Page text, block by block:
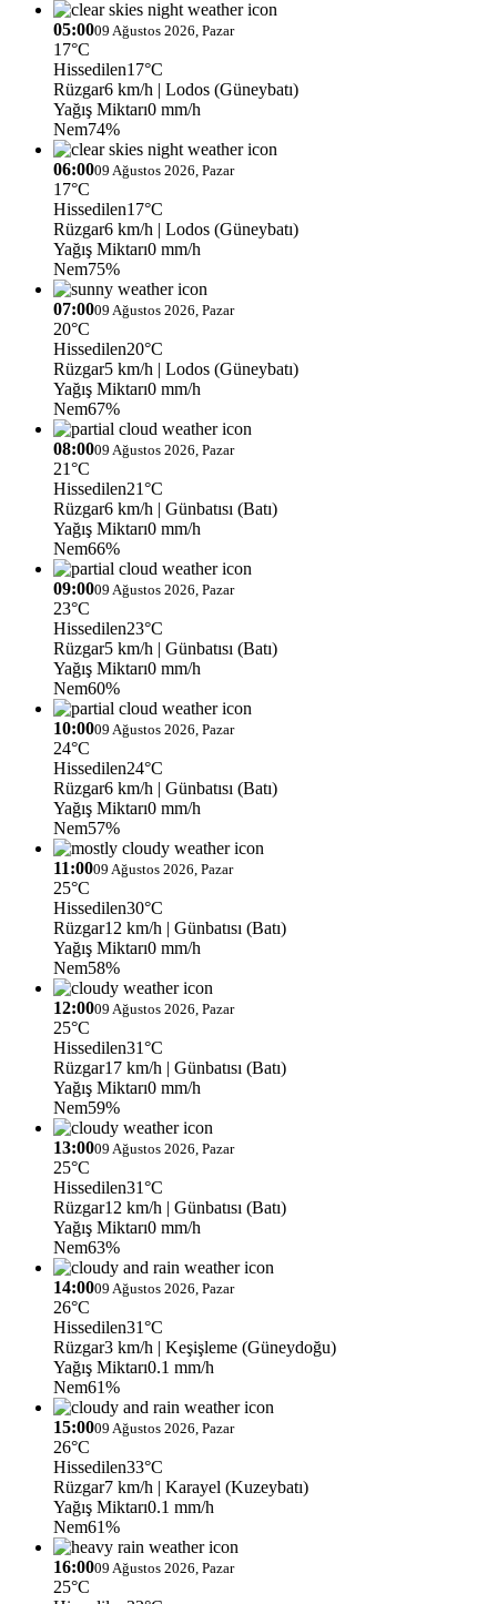
05:0009 Ağustos 2026, Pazar
17°C
Hissedilen17°C
Rüzgar6 km/h | Lodos (Güneybatı)
Yağış Miktarı0 mm/h
Nem74%
06:0009 Ağustos 2026, Pazar
17°C
Hissedilen17°C
Rüzgar6 km/h | Lodos (Güneybatı)
Yağış Miktarı0 mm/h
Nem75%
07:0009 Ağustos 2026, Pazar
20°C
Hissedilen20°C
Rüzgar5 km/h | Lodos (Güneybatı)
Yağış Miktarı0 mm/h
Nem67%
08:0009 Ağustos 2026, Pazar
21°C
Hissedilen21°C
Rüzgar6 km/h | Günbatısı (Batı)
Yağış Miktarı0 mm/h
Nem66%
09:0009 Ağustos 2026, Pazar
23°C
Hissedilen23°C
Rüzgar5 km/h | Günbatısı (Batı)
Yağış Miktarı0 mm/h
Nem60%
10:0009 Ağustos 2026, Pazar
24°C
Hissedilen24°C
Rüzgar6 km/h | Günbatısı (Batı)
Yağış Miktarı0 mm/h
Nem57%
11:0009 Ağustos 2026, Pazar
25°C
Hissedilen30°C
Rüzgar12 km/h | Günbatısı (Batı)
Yağış Miktarı0 mm/h
Nem58%
12:0009 Ağustos 2026, Pazar
25°C
Hissedilen31°C
Rüzgar17 km/h | Günbatısı (Batı)
Yağış Miktarı0 mm/h
Nem59%
13:0009 Ağustos 2026, Pazar
25°C
Hissedilen31°C
Rüzgar12 km/h | Günbatısı (Batı)
Yağış Miktarı0 mm/h
Nem63%
14:0009 Ağustos 2026, Pazar
26°C
Hissedilen31°C
Rüzgar3 km/h | Keşişleme (Güneydoğu)
Yağış Miktarı0.1 mm/h
Nem61%
15:0009 Ağustos 2026, Pazar
26°C
Hissedilen33°C
Rüzgar7 km/h | Karayel (Kuzeybatı)
Yağış Miktarı0.1 mm/h
Nem61%
16:0009 Ağustos 2026, Pazar
25°C